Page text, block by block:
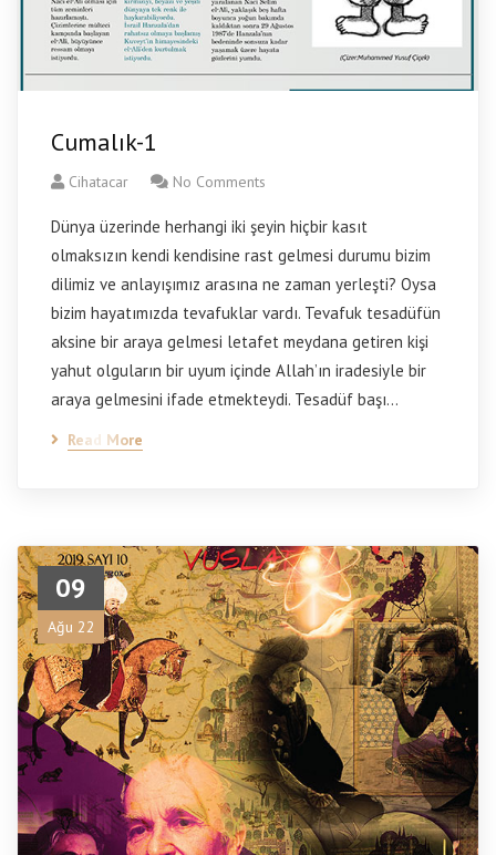
Cumalık-1
Cihatacar No Comments
Dünya üzerinde herhangi iki şeyin hiçbir kasıt
olmaksızın kendi kendisine rast gelmesi durumu bizim
dilimiz ve anlayışımız arasına ne zaman yerleşti? Oysa
bizim hayatımızda tevafuklar vardı. Tevafuk tesadüfün
aksine bir araya gelmesi letafet meydana getiren kişi
yahut olguların bir uyum içinde Allah’ın iradesiyle bir
araya gelmesini ifade etmekteydi. Tesadüf başı…
Read More
09
Ağu 22